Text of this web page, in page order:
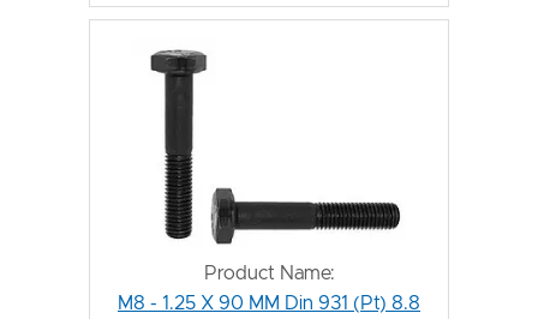
Product Name:
M8 - 1.25 X 90 MM Din 931 (Pt) 8.8